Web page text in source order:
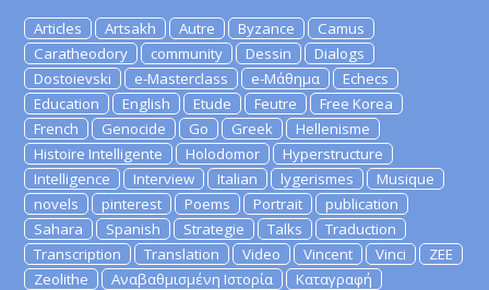
Articles Artsakh Autre Byzance
Camus
Caratheodory
community Dessin
Dialogs
Dostoievski
e-Masterclass e-Μάθημα
Echecs
Education
English Etude Feutre
Free Korea
French
Genocide Go Greek
Hellenisme
Histoire Intelligente
Holodomor
Hyperstructure
Intelligence
Interview Italian lygerismes
Musique
novels
pinterest Poems Portrait
publication
Sahara
Spanish Strategie Talks
Traduction
Transcription
Translation Video Vincent Vinci
ZEE
Zeolithe
Αναβαθμισμένη Ιστορία Καταγραφή